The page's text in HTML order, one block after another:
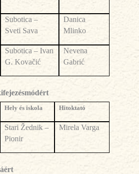
Subotica –
Sveti Sava
Danica
Mlinko
Subotica – Ivan
G. Kovačić
Nevena
Gabrić
Hely és iskola Hitoktató
Stari Žednik –
Pionir
Mirela Varga